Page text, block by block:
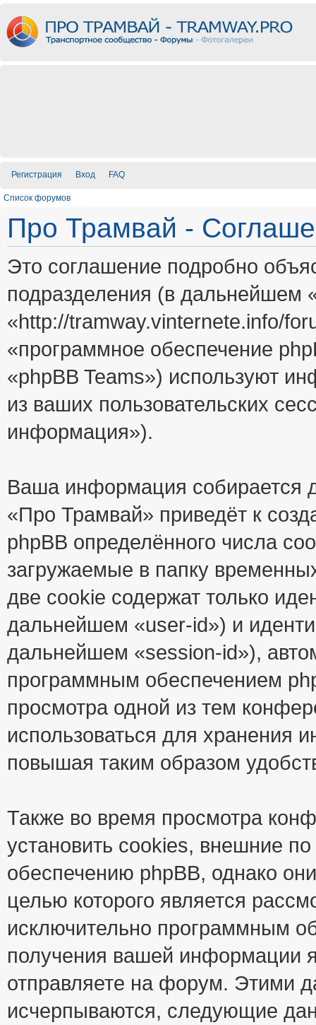
Регистрация Вход FAQ
Список форумов
Про Трамвай -
Это соглашение подробно
подразделения (в
«http://tramway.vinternete.info/
«программное обеспечение
«phpBB Teams») используют
из ваших пользовательских
информация»).
Ваша информация собирается
«Про Трамвай» приведёт к
phpBB определённого числа
загружаемые в папку
две cookie содержат только
дальнейшем «user-id») и
дальнейшем «session-id»),
программным обеспечением
просмотра одной из тем
использоваться для хранения
повышая таким образом
Также во время просмотра
установить cookies, внешние
обеспечению phpBB, однако
целью которого является
исключительно программным
получения вашей информации
отправляете на форум. Этими
исчерпываются, следующие